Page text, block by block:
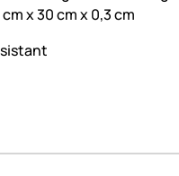
x 30 cm x 0,3 cm